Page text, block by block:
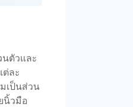
นตัวและ
ละ
เป็นส่วน
นิ้วมือ